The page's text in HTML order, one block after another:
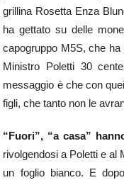
grillina Rosetta Enza
ha gettato su delle
capogruppo M5S, che ha
Ministro Poletti 30
messaggio è che con
figli, che tanto non le
“Fuori”, “a casa”
rivolgendosi a Poletti e al
un foglio bianco. E